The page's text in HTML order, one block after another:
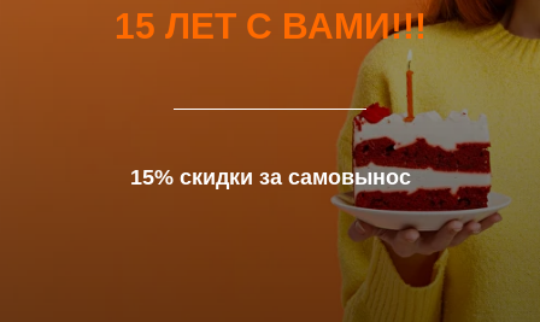
15 ЛЕТ С ВАМИ!!!
15% скидки за самовынос